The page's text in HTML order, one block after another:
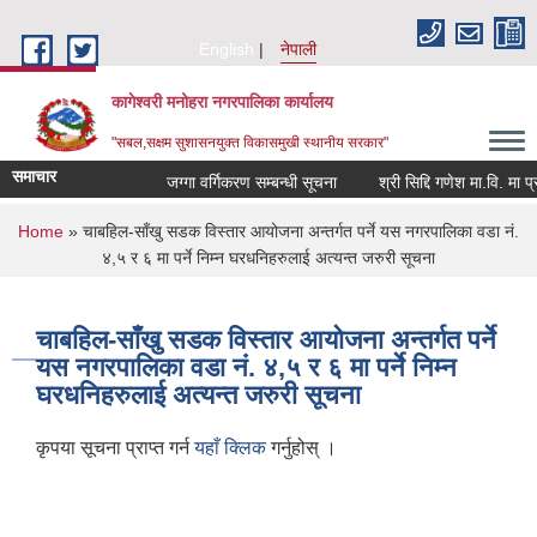
English
नेपाली
कागेश्वरी मनोहरा नगरपालिका कार्यालय
"सबल,सक्षम सुशासनयुक्त विकासमुखी स्थानीय सरकार"
समाचार जग्गा वर्गिकरण सम्बन्धी सूचना श्री सिद्दि गणेश मा.वि. मा
You are here
Home » चाबहिल-साँखु सडक विस्तार आयोजना अन्तर्गत पर्ने यस नगरपालिका वडा नं.
४,५ र ६ मा पर्ने निम्न घरधनिहरुलाई अत्यन्त जरुरी सूचना
चाबहिल-साँखु सडक विस्तार आयोजना अन्तर्गत पर्ने
यस नगरपालिका वडा नं. ४,५ र ६ मा पर्ने निम्न
घरधनिहरुलाई अत्यन्त जरुरी सूचना
कृपया सूचना प्राप्त गर्नयहाँ क्लिकगर्नुहोस् ।